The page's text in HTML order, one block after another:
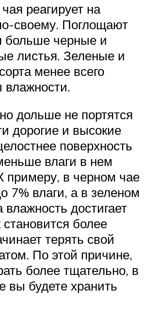
реагирует на
своему. Поглощают
больше черные и
листья. Зеленые и
менее всего
дольше не портятся
дорогие и высокие
поверхность
влаги в нем
примеру, в черном чае
7% влаги, а в зеленом
достигает
становится более
терять свой
По этой причине,
более тщательно, в
вы будете хранить